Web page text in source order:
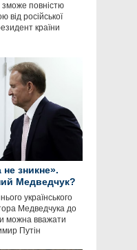
повністю
від російської
країни
не зникне».
Медведчук?
українського
Медведчука до
можна вважати
Путін